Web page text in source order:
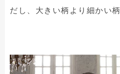
だし、大きい柄より細かい